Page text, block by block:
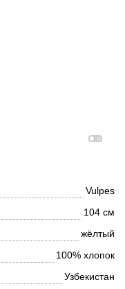
Vulpes
104 см
жёлтый
100% хлопок
Узбекистан